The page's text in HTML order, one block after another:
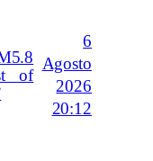
of
6
Agosto
2026
20:12